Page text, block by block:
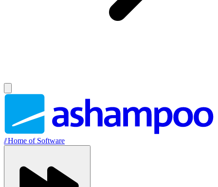
//Home of Software